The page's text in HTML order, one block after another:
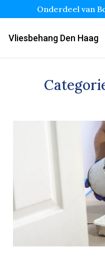
Onderdeel van
Vliesbehang Den Haag